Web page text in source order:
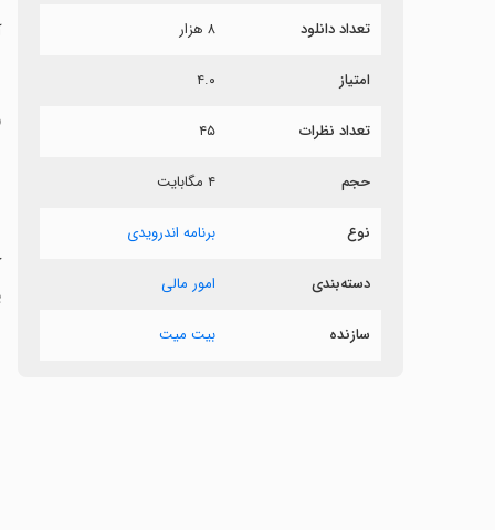
تعداد دانلود ۸ هزار
امتیاز ۴.۰
تعداد نظرات ۴۵
حجم ۴ مگابایت
نوع برنامه اندرویدی
دسته‌بندی امور مالی
سازنده بیت میت